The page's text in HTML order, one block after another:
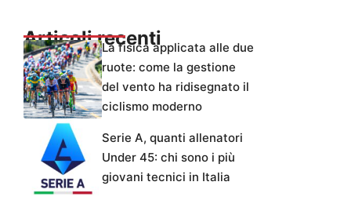
Articoli recentiLa fisica applicata alle due
ruote: come la gestione
del vento ha ridisegnato il
ciclismo moderno
Serie A, quanti allenatori
Under 45: chi sono i più
giovani tecnici in Italia